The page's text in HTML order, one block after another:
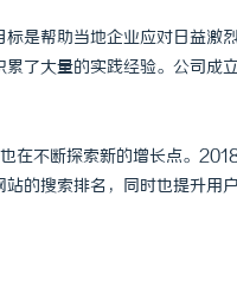
是帮助当地企业应对日益激
了大量的实践经验。公司
在不断探索新的增长点。
的搜索排名，同时也提升